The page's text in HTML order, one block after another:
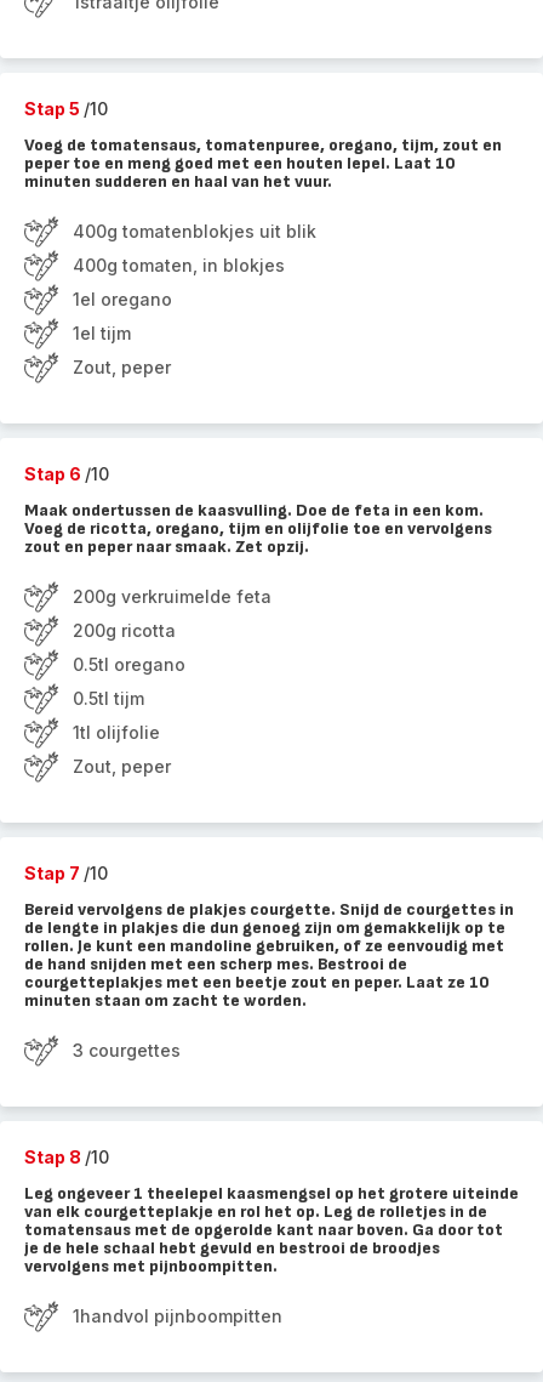
Stap 5 /10
Voeg de tomatensaus, tomatenpuree, oregano, tijm, zout en
peper toe en meng goed met een houten lepel. Laat 10
minuten sudderen en haal van het vuur.
400g tomatenblokjes uit blik
400g tomaten, in blokjes
1el oregano
1el tijm
Zout, peper
Stap 6 /10
Maak ondertussen de kaasvulling. Doe de feta in een kom.
Voeg de ricotta, oregano, tijm en olijfolie toe en vervolgens
zout en peper naar smaak. Zet opzij.
200g verkruimelde feta
200g ricotta
0.5tl oregano
0.5tl tijm
1tl olijfolie
Zout, peper
Stap 7 /10
Bereid vervolgens de plakjes courgette. Snijd de courgettes in
de lengte in plakjes die dun genoeg zijn om gemakkelijk op te
rollen. Je kunt een mandoline gebruiken, of ze eenvoudig met
de hand snijden met een scherp mes. Bestrooi de
courgetteplakjes met een beetje zout en peper. Laat ze 10
minuten staan om zacht te worden.
3 courgettes
Stap 8 /10
Leg ongeveer 1 theelepel kaasmengsel op het grotere uiteinde
van elk courgetteplakje en rol het op. Leg de rolletjes in de
tomatensaus met de opgerolde kant naar boven. Ga door tot
je de hele schaal hebt gevuld en bestrooi de broodjes
vervolgens met pijnboompitten.
1handvol pijnboompitten